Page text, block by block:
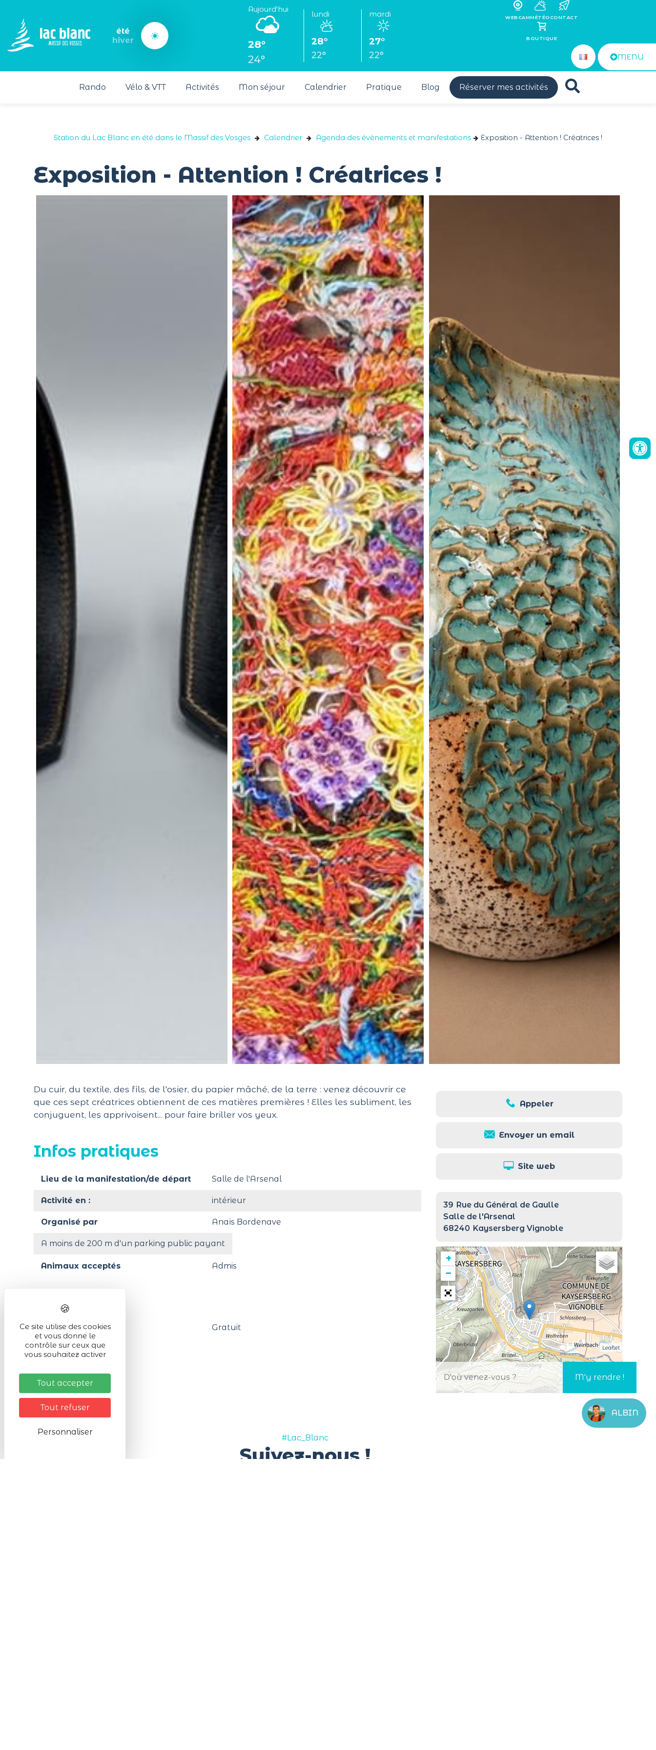
été
hiver
Aujourd'hui
28°
24°
lundi
28°
22°
mardi
27°
22°
WEBCAMMÉTÉOCONTACT
BOUTIQUE
MENU
Rando Vélo & VTT Activités Mon séjour Calendrier Pratique Blog Réserver mes activités
Station du Lac Blanc en été dans le Massif des Vosges Calendrier Agenda des évènements et manifestations Exposition - Attention ! Créatrices !
Exposition - Attention ! Créatrices !
Appeler
Envoyer un email
Site web
39 Rue du Général de Gaulle
Salle de l'Arsenal
68240 Kaysersberg Vignoble
+
−
Leaflet
Du cuir, du textile, des fils, de l'osier, du papier mâché, de la terre : venez découvrir ce
que ces sept créatrices obtiennent de ces matières premières ! Elles les subliment, les
conjuguent, les apprivoisent... pour faire briller vos yeux.
Infos pratiques
Lieu de la manifestation/de départ Salle de l'Arsenal
Activité en : intérieur
Organisé par Anaïs Bordenave
A moins de 200 m d'un parking public payant
Animaux acceptés Admis
Tarifs
Tarifs Gratuit
#Lac_Blanc
Suivez-nous !
ALBIN
Ce site utilise des cookies
et vous donne le
contrôle sur ceux que
vous souhaitez activer
Tout accepter
Tout refuser
Personnaliser